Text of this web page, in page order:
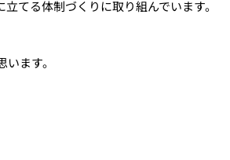
てる体制づくりに取り組んでいます。
ます。